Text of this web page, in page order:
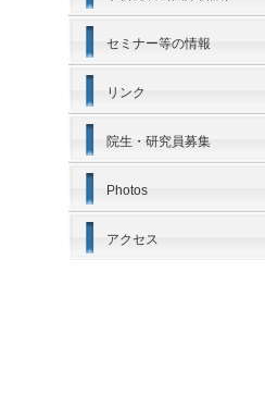
セミナー等の情報
リンク
院生・研究員募集
Photos
アクセス